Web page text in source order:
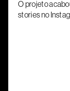
O projeto
stories no